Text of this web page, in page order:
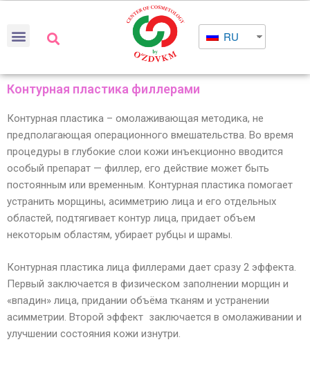
RU
Контурная пластика филлерами
Контурная пластика – омолаживающая методика, не
предполагающая операционного вмешательства. Во время
процедуры в глубокие слои кожи инъекционно вводится
особый препарат — филлер, его действие может быть
постоянным или временным. Контурная пластика помогает
устранить морщины, асимметрию лица и его отдельных
областей, подтягивает контур лица, придает объем
некоторым областям, убирает рубцы и шрамы.
Контурная пластика лица филлерами дает сразу 2 эффекта.
Первый заключается в физическом заполнении морщин и
«впадин» лица, придании объёма тканям и устранении
асимметрии. Второй эффект заключается в омолаживании и
улучшении состояния кожи изнутри.